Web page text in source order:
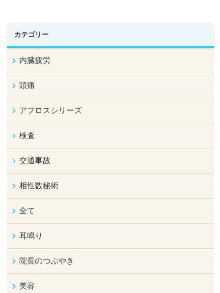
カテゴリー
内臓疲労
頭痛
アフロスシリーズ
検査
交通事故
相性数秘術
全て
耳鳴り
院長のつぶやき
美容